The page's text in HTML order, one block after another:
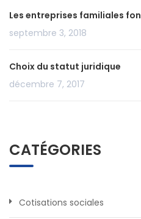
Les entreprises familiales
septembre 3, 2018
Choix du statut juridique
décembre 7, 2017
CATÉGORIES
Cotisations sociales